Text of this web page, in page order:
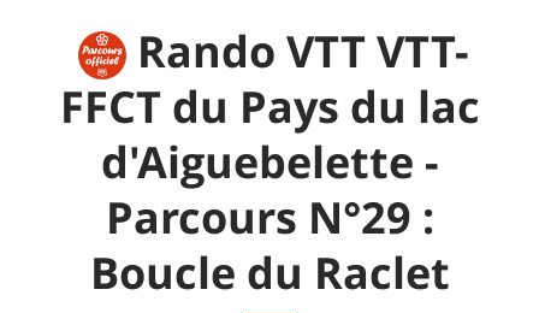
Rando VTT VTT-
FFCT du Pays du lac
d'Aiguebelette -
Parcours N°29 :
Boucle du Raclet